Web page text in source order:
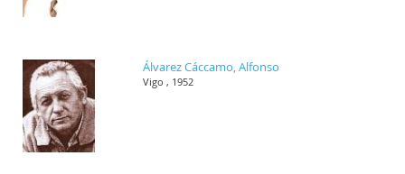
Álvarez Cáccamo, Alfonso
Vigo , 1952